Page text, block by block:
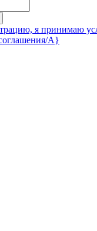
я принимаю
A}